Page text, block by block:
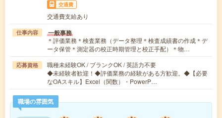
交通費
交通費支給あり
仕事内容 一般事務
＊評価業務＊検査業務（データ整理＊検査成績書の作成＊デ
ータ保管＊測定器の校正時期管理と校正手配）＊物…
応募資格
職種未経験OK / ブランクOK / 英語力不要
◆未経験者歓迎！◆評価業務の経験がある方歓迎。◆【必要
なOAスキル】Excel（関数）・PowerP…
職場の雰囲気